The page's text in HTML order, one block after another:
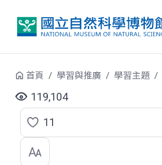
首頁 學習與推廣 學習主題
119,104
點
選
11